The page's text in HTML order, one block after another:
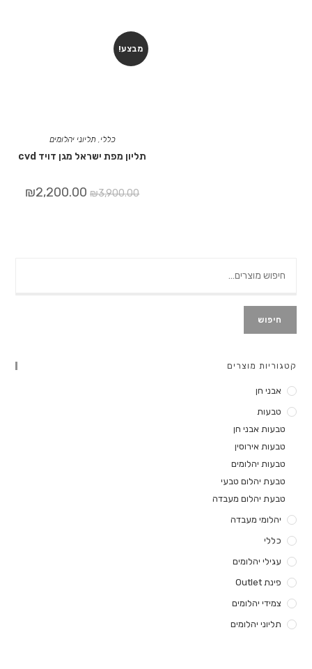
מבצע!
כללי, תליוני יהלומים
תליון מפת ישראל מגן דויד cvd
₪3,900.00
₪2,200.00
חיפוש
קטגוריות מוצרים
אבני חן
טבעות
טבעות אבני חן
טבעות אירוסין
טבעות יהלומים
טבעת יהלום טבעי
טבעת יהלום מעבדה
יהלומי מעבדה
כללי
עגילי יהלומים
פינת Outlet
צמידי יהלומים
תליוני יהלומים